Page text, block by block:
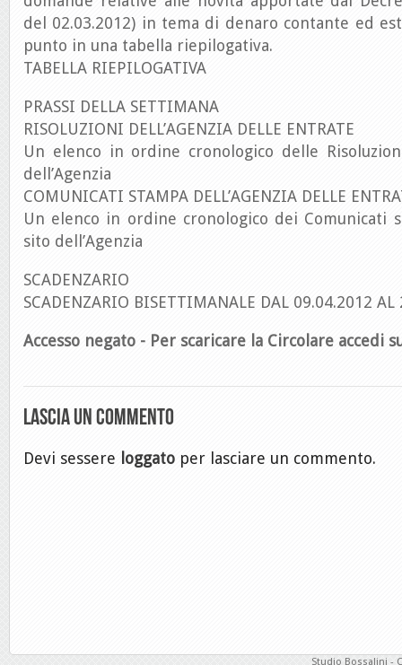
del 02.03.2012) in tema di denaro contante ed
punto in una tabella riepilogativa.
TABELLA RIEPILOGATIVA
PRASSI DELLA SETTIMANA
RISOLUZIONI DELL’AGENZIA DELLE ENTRATE
Un elenco in ordine cronologico delle
dell’Agenzia
COMUNICATI STAMPA DELL’AGENZIA DELLE
Un elenco in ordine cronologico dei Comunicati
sito dell’Agenzia
SCADENZARIO
SCADENZARIO BISETTIMANALE DAL 09.04.2012
Accesso negato - Per scaricare la Circolare accedi
Lascia un commento
Devi sessere loggato per lasciare un commento.
Studio Bossalini -